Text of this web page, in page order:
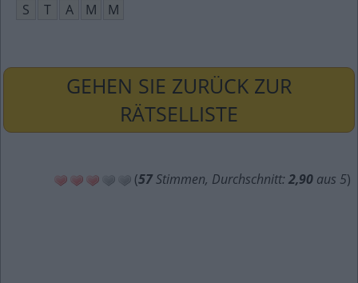
S
T A M M
GEHEN SIE ZURÜCK ZUR
RÄTSELLISTE
(57Stimmen, Durchschnitt: 2,90 aus 5)